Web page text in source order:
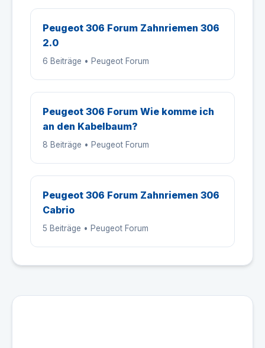
Peugeot 306 Forum Zahnriemen 306
2.0
6 Beiträge • Peugeot Forum
Peugeot 306 Forum Wie komme ich
an den Kabelbaum?
8 Beiträge • Peugeot Forum
Peugeot 306 Forum Zahnriemen 306
Cabrio
5 Beiträge • Peugeot Forum